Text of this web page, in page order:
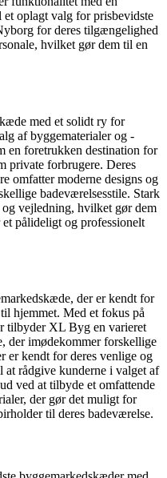
oplagt valg for prisbevidste
for deres tilgængelighed
hvilket gør dem til en
med et solidt ry for
af byggematerialer og -
en foretrukken destination for
private forbrugere. Deres
omfatter moderne designs og
badeværelsesstile. Stark
og vejledning, hvilket gør dem
pålideligt og professionelt
der er kendt for
hjemmet. Med et fokus på
tilbyder XL Byg en varieret
der imødekommer forskellige
er kendt for deres venlige og
at rådgive kunderne i valget af
ved at tilbyde et omfattende
der gør det muligt for
til deres badeværelse.